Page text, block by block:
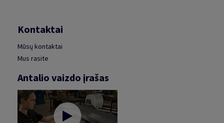
Kontaktai
Mūsų kontaktai
Mus rasite
Antalio vaizdo įrašas